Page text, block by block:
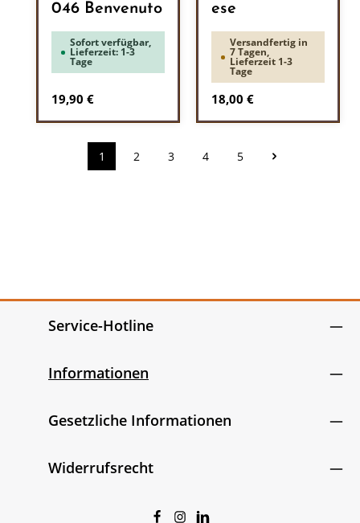
046 Benvenuto
Sofort verfügbar,
Lieferzeit: 1-3
Tage
Regulärer Preis:
19,90 €
ese
Versandfertig in
7 Tagen,
Lieferzeit 1-3
Tage
Regulärer Preis:
18,00 €
Seite
1 Seite
2 Seite
3 Seite
4 Seite
5
Service-Hotline
Informationen
Gesetzliche Informationen
Widerrufsrecht